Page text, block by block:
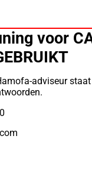
voor
adviseur